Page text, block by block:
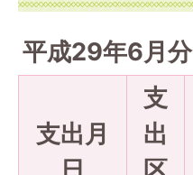
平成29年6月分
支出月
支
出